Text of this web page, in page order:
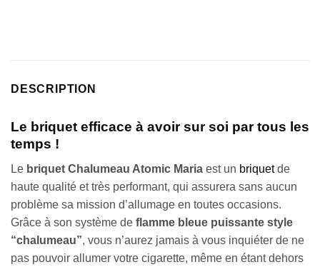
DESCRIPTION
Le briquet efficace à avoir sur soi par tous les
temps !
Le briquet Chalumeau Atomic Maria est un briquetde
haute qualité et très performant, qui assurera sans aucun
problème sa mission d’allumage en toutes occasions.
Grâce à son système de flamme bleue puissante style
“chalumeau”, vous n’aurez jamais à vous inquiéter de ne
pas pouvoir allumer votre cigarette, même en étant dehors